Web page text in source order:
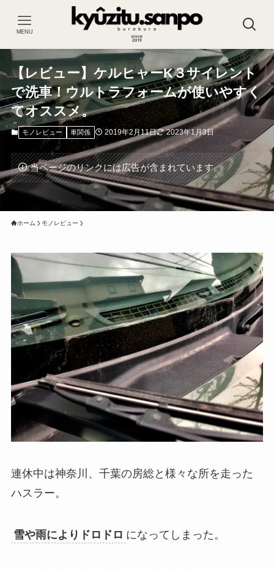
MENU
【レビュー】ケルヒャーK３サイレント
で洗車！ウルトラフォームが使いやすく
てオススメ。
モノレビュー 車関係 2019年2月11日 2023年1月3日
当ページのリンクには広告が含まれています。
ホーム モノレビュー
連休中は神奈川、千葉の房総と様々な所を走った
ハスラー。
雪や雨によりドロドロ になってしまった。